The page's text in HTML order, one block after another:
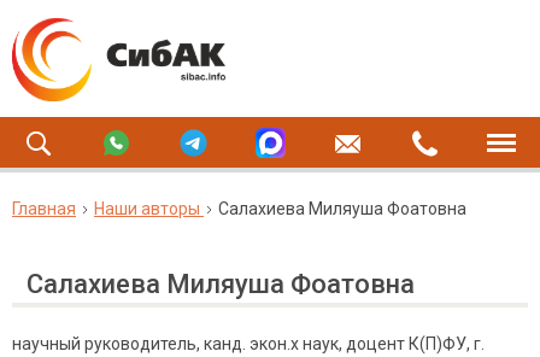
Главная Наши авторы Салахиева Миляуша Фоатовна
Салахиева Миляуша Фоатовна
научный руководитель, канд. экон.х наук, доцент К(П)ФУ, г.